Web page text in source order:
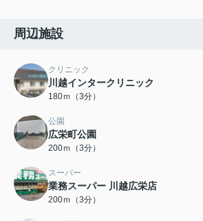
周辺施設
クリニック
川越インタークリニック
180ｍ（3分）
公園
広栄町公園
200ｍ（3分）
スーパー
業務スーパー 川越広栄店
200ｍ（3分）